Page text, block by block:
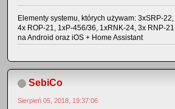
Elementy systemu, których używam: 3xSRP-
4x ROP-21, 1xP-456/36, 1xRNK-24, 3x RNP-
na Android oraz iOS + Home Assistant
SebiCo
Sierpień 05, 2018, 19:37:06